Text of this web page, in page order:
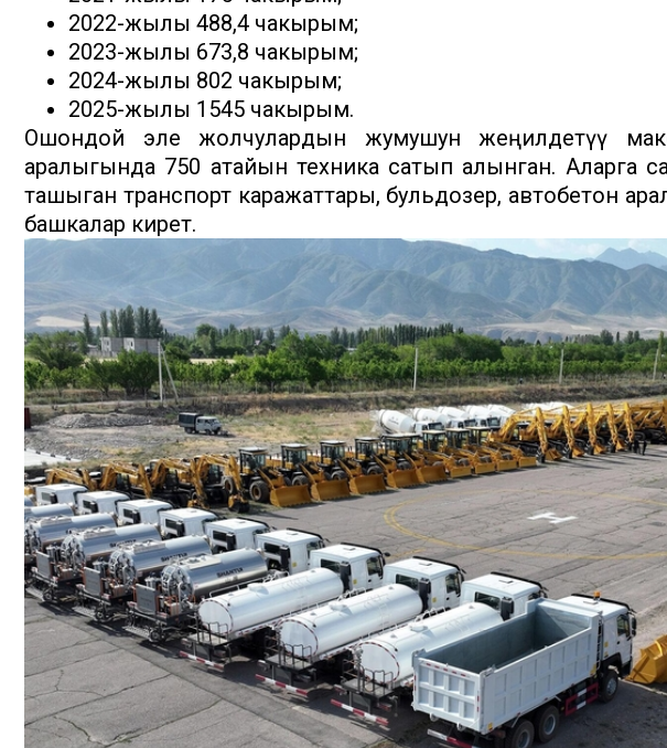
2022-жылы 488,4 чакырым;
2023-жылы 673,8 чакырым;
2024-жылы 802 чакырым;
2025-жылы 1545 чакырым.
Ошондой эле жолчулардын жумушун жеңилдетүү
аралыгында 750 атайын техника сатып алынган. Аларга
ташыган транспорт каражаттары, бульдозер, автобетон
башкалар кирет.